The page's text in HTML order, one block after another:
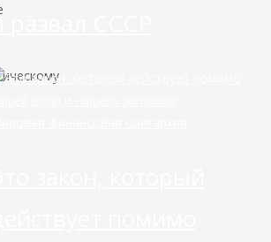
развал СССР
закон, который